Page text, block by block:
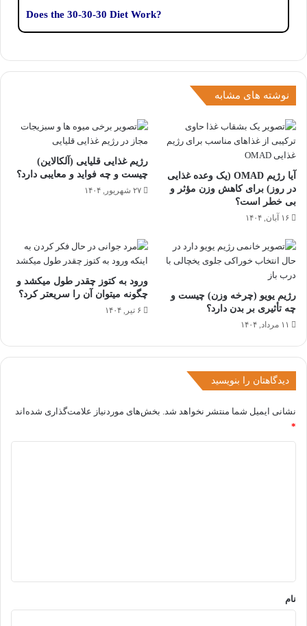
?Does the 30-30-30 Diet Work
نوشته های مشابه
آیا رژیم OMAD (یک وعده غذایی
در روز) برای کاهش وزن مؤثر و
بی خطر است؟
۱۶ آبان, ۱۴۰۴
رژیم غذایی قلیایی (آلکالاین)
چیست و چه فواید و معایبی دارد؟
۲۷ شهریور, ۱۴۰۴
رژیم یویو (چرخه وزن) چیست و
چه تأثیری بر بدن دارد؟
۱۱ مرداد, ۱۴۰۴
ورود به کتوز چقدر طول میکشد و
چگونه میتوان آن را سریعتر کرد؟
۶ تیر, ۱۴۰۴
دیدگاهتان را بنویسید
نشانی ایمیل شما منتشر نخواهد شد. بخش‌های موردنیاز علامت‌گذاری شده‌اند
*
نام